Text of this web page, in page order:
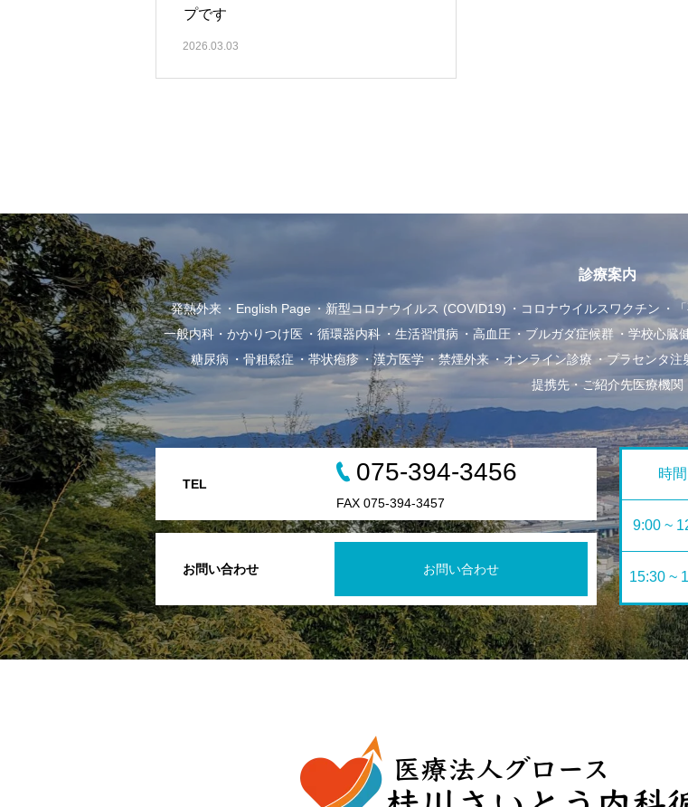
プです
2026.03.03
診療案内
発熱外来 English Page 新型コロナウイルス (COVID19) コロナウイルスワクチン
一般内科・かかりつけ医
循環器内科 生活習慣病 高血圧 ブルガダ症候群 学校心臓
糖尿病
骨粗鬆症 帯状疱疹 漢方医学 禁煙外来 オンライン診療 プラセンタ注
提携先・ご紹介先医療機関
お問い合わせ お問い合わせ
TEL 075-394-3456
FAX 075-394-3457
時間
9:00 ~
15:30 ~